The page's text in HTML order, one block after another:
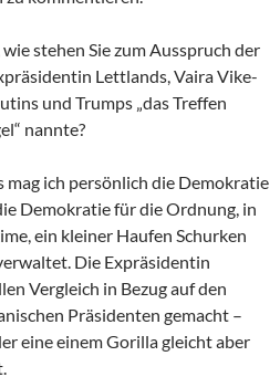
stehen Sie zum Ausspruch der
Lettlands, Vaira Vike-
und Trumps „das Treffen
nannte?
mag ich persönlich die Demokratie
Demokratie für die Ordnung, in
ein kleiner Haufen Schurken
Die Expräsidentin
Vergleich in Bezug auf den
Präsidenten gemacht –
eine einem Gorilla gleicht aber